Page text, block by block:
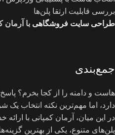
بررسی قابلیت ارتقا پلن‌ها
طراحی سایت فروشگاهی با آرمان
جمع‌بندی
هاست و دامنه را از کجا بخرم؟
دارد، اما مهم‌ترین نکته انتخاب
در این میان، آرمان کمپانی با
پلن‌های متنوع، یکی از بهترین